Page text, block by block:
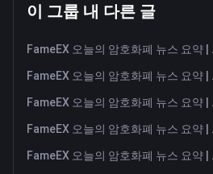
이 그룹 내 다른 글